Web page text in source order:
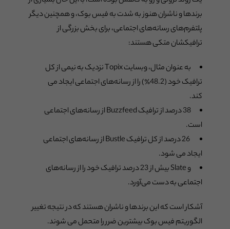
برندها و ناشران هنوز به شدت به فیس بوک، و همچنین دیگر
پلتفرم‌های رسانه‌های اجتماعی، برای بخش بزرگی از
ترافیکشان متکی هستند:
به عنوان مثال، وبسایت Topix نزدیک به نیمی از کل
ترافیک خود (48.2٪) را از رسانه‌های اجتماعی ایجاد می
کند.
38 درصد از ترافیک Buzzfeed از رسانه‌های اجتماعی
است.
26 درصد از کل ترافیک Bustle از رسانه‌های اجتماعی
ایجاد می شود.
و Slate بیش از 23 درصد ترافیک خود را از رسانه‌های
اجتماعی به دست می‌آورد.
آشکار است که این برندها و ناشران هستند که در نتیجه تغییر
الگوریتم فیس بوک بیشترین ضرر را متحمل می شوند.